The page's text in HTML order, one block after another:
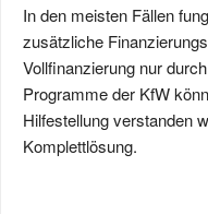
In den meisten Fällen
zusätzliche
Vollfinanzierung nur
Programme der KfW
Hilfestellung verstanden
Komplettlösung.